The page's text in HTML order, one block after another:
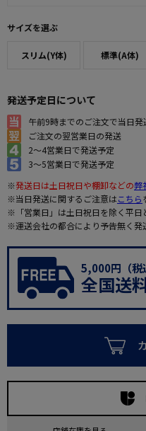
サイズを選ぶ
スリム(Y体) 標準(A体)
発送予定日について
午前9時までのご注文で当日発
ご注文の翌営業日の発送
2～4営業日で発送予定
3～5営業日で発送予定
※発送日は土日祝日や棚卸などの弊
※当日発送に関するご注意はこちら
※「営業日」は土日祝日を除く平日
※運送会社の都合により予告無く発
5,000円（税
全国送